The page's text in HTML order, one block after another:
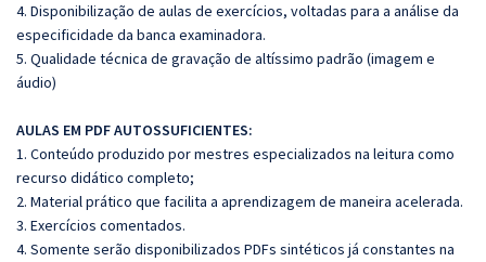
4. Disponibilização de aulas de exercícios, voltadas para a análise da
especificidade da banca examinadora.
5. Qualidade técnica de gravação de altíssimo padrão (imagem e
áudio)
AULAS EM PDF AUTOSSUFICIENTES:
1. Conteúdo produzido por mestres especializados na leitura como
recurso didático completo;
2. Material prático que facilita a aprendizagem de maneira acelerada.
3. Exercícios comentados.
4. Somente serão disponibilizados PDFs sintéticos já constantes na